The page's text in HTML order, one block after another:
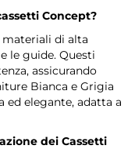
Concept?
materiali di alta
le guide. Questi
assicurando
Bianca e Grigia
elegante, adatta a
dei Cassetti